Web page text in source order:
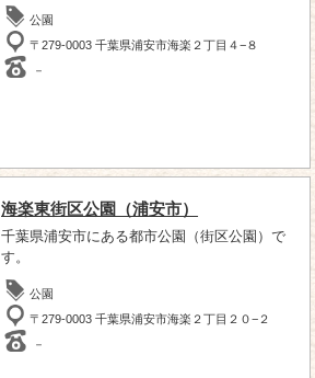
公園
〒279-0003 千葉県浦安市海楽２丁目４−８
－
海楽東街区公園（浦安市）
千葉県浦安市にある都市公園（街区公園）で
す。
公園
〒279-0003 千葉県浦安市海楽２丁目２０−２
－